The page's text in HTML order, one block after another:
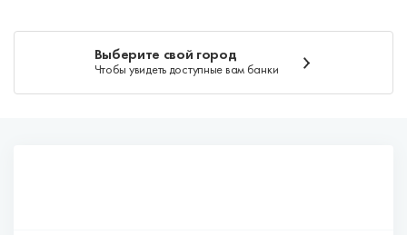
Выберите свой город
Чтобы увидеть доступные вам банки